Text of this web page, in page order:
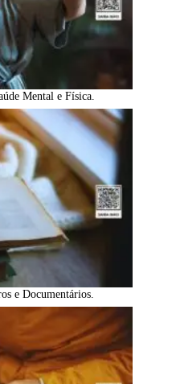
Mental e Física.
e Documentários.